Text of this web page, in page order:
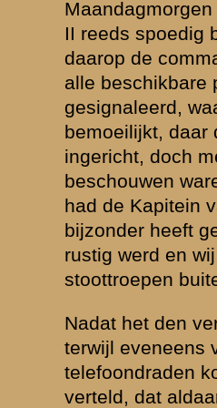
de stoottroepen slechts in
dat deze verwarring ook een
werd van een overweldigende
alle kanten vuur ontvangen, dat
onderzoek steeds op niets uitliep.
een vermelden: Op een sectie
steeds van een in de nabijheid
ik hem gezegd, dat ook wij dit
te naderen en een mitrailleur mee
boom inderdaad had laten "
toen het vuren van den boom
geen enkel levend wezen
overal voor en de ontvangen
wij Zondagsavonds het
niet van geweren of mitrailleurs
lucht namelijk geheel van dit vuur
begeven en persoonlijk heb ik
vlak boven, naast en onder mij
dit vuren, waarvan de herkomst
- - - -